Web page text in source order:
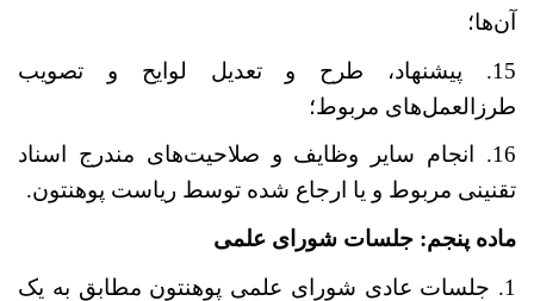
آنها؛
15. پیشنهاد، طرح و تعدیل لوایح و تصویب
طرزالعملهای مربوط؛
16. انجام سایر وظایف و صلاحیت
های مندرج اسناد
تقنینی مربوط و یا ارجاع شده توسط ریاست پوهنتون.
ماده پنجم: جلسات شورای علمی
1. جلسات عادی شورای علمی پوهنتون مطابق به یک